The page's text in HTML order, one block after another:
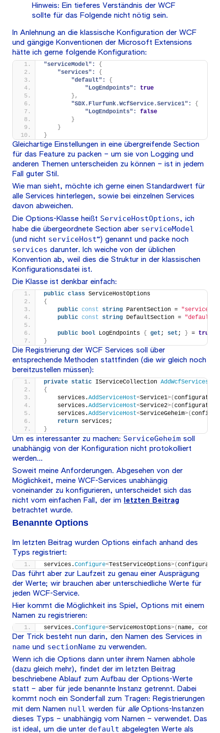
Hinweis: Ein tieferes Verständnis der WCF
sollte für das Folgende nicht nötig sein.
In Anlehnung an die klassische Konfiguration der WCF
und gängige Konventionen der Microsoft Extensions
hätte ich gerne folgende Konfiguration:
"serviceModel":
{
"services":
{
"default":
{
"LogEndpoints":
true
} ,
"SDX.Flurfunk.WcfService.Service1":
{
"LogEndpoints":
false
}
}
}
Gleichartige Einstellungen in eine übergreifende Section
für das Feature zu packen – um sie von Logging und
anderen Themen unterscheiden zu können – ist in jedem
Fall guter Stil.
Wie man sieht, möchte ich gerne einen Standardwert für
alle Services hinterlegen, sowie bei einzelnen Services
davon abweichen.
Die Options-Klasse heißt ServiceHostOptions, ich
habe die übergeordnete Section aber serviceModel
(und nicht serviceHost“) genannt und packe noch
services darunter. Ich weiche von der üblichen
Konvention ab, weil dies die Struktur in der klassischen
Konfigurationsdatei ist.
Die Klasse ist denkbar einfach:
public class ServiceHostOptions
{
public const string ParentSection =
public const string DefaultSection = "default"
public bool LogEndpoints { get ; set ; } = true
}
Die Registrierung der WCF Services soll über
entsprechende Methoden stattfinden (die wir gleich noch
bereitzustellen müssen):
private static IServiceCollection AddWcfServices
{
    services.
AddServiceHost<Service1>(configuration
    services.
AddServiceHost<Service2>(configuration
    services.
AddServiceHost<ServiceGeheim>(
return services;
}
Um es interessanter zu machen: ServiceGeheim soll
unabhängig von der Konfiguration nicht protokolliert
werden…
Soweit meine Anforderungen. Abgesehen von der
Möglichkeit, meine WCF-Services unabhängig
voneinander zu konfigurieren, unterscheidet sich das
nicht vom einfachen Fall, der im
letzten Beitrag
betrachtet wurde.
Benannte Options
Im letzten Beitrag wurden Options einfach anhand des
Typs registriert:
services.Configure<TestServiceOptions>(
Das führt aber zur Laufzeit zu genau einer Ausprägung
der Werte; wir brauchen aber unterschiedliche Werte für
jeden WCF-Service.
Hier kommt die Möglichkeit ins Spiel, Options mit einem
Namen zu registrieren:
services.Configure<ServiceHostOptions>( name,
Der Trick besteht nun darin, den Namen des Services in
name und sectionName zu verwenden.
Wenn ich die Options dann unter ihrem Namen abhole
(dazu gleich mehr), findet der im letzten Beitrag
beschriebene Ablauf zum Aufbau der Options-Werte
statt – aber für jede benannte Instanz getrennt. Dabei
kommt noch ein Sonderfall zum Tragen: Registrierungen
mit dem Namen null werden für alleOptions-Instanzen
dieses Typs – unabhängig vom Namen – verwendet. Das
ist ideal, um die unter default abgelegten Werte als